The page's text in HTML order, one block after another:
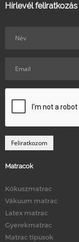
Hírlevél feliratkozás
Matracok
Kókuszmatrac
Vákuum matrac
Latex matrac
Gyerekmatrac
Matrac típusok